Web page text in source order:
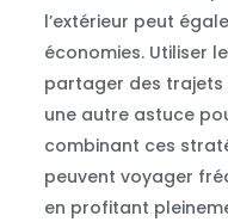
l’extérieur peut
économies. Utiliser
partager des trajets
une autre astuce
combinant ces
peuvent voyager
en profitant